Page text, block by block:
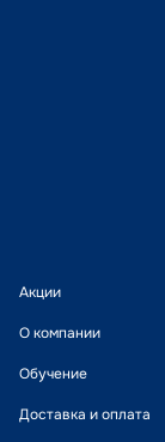
Акции
О компании
Обучение
Доставка и оплата